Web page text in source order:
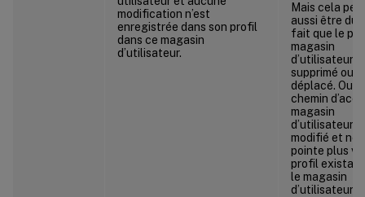
modification n’est
enregistrée dans son profil
dans ce magasin
d’utilisateur.
Mais cela
aussi être dû
fait que le
magasin
d’utilisateur
supprimé ou
déplacé. Ou
chemin
magasin
d’utilisateur
modifié et ne
pointe plus
profil
le magasin
d’utilisateur.